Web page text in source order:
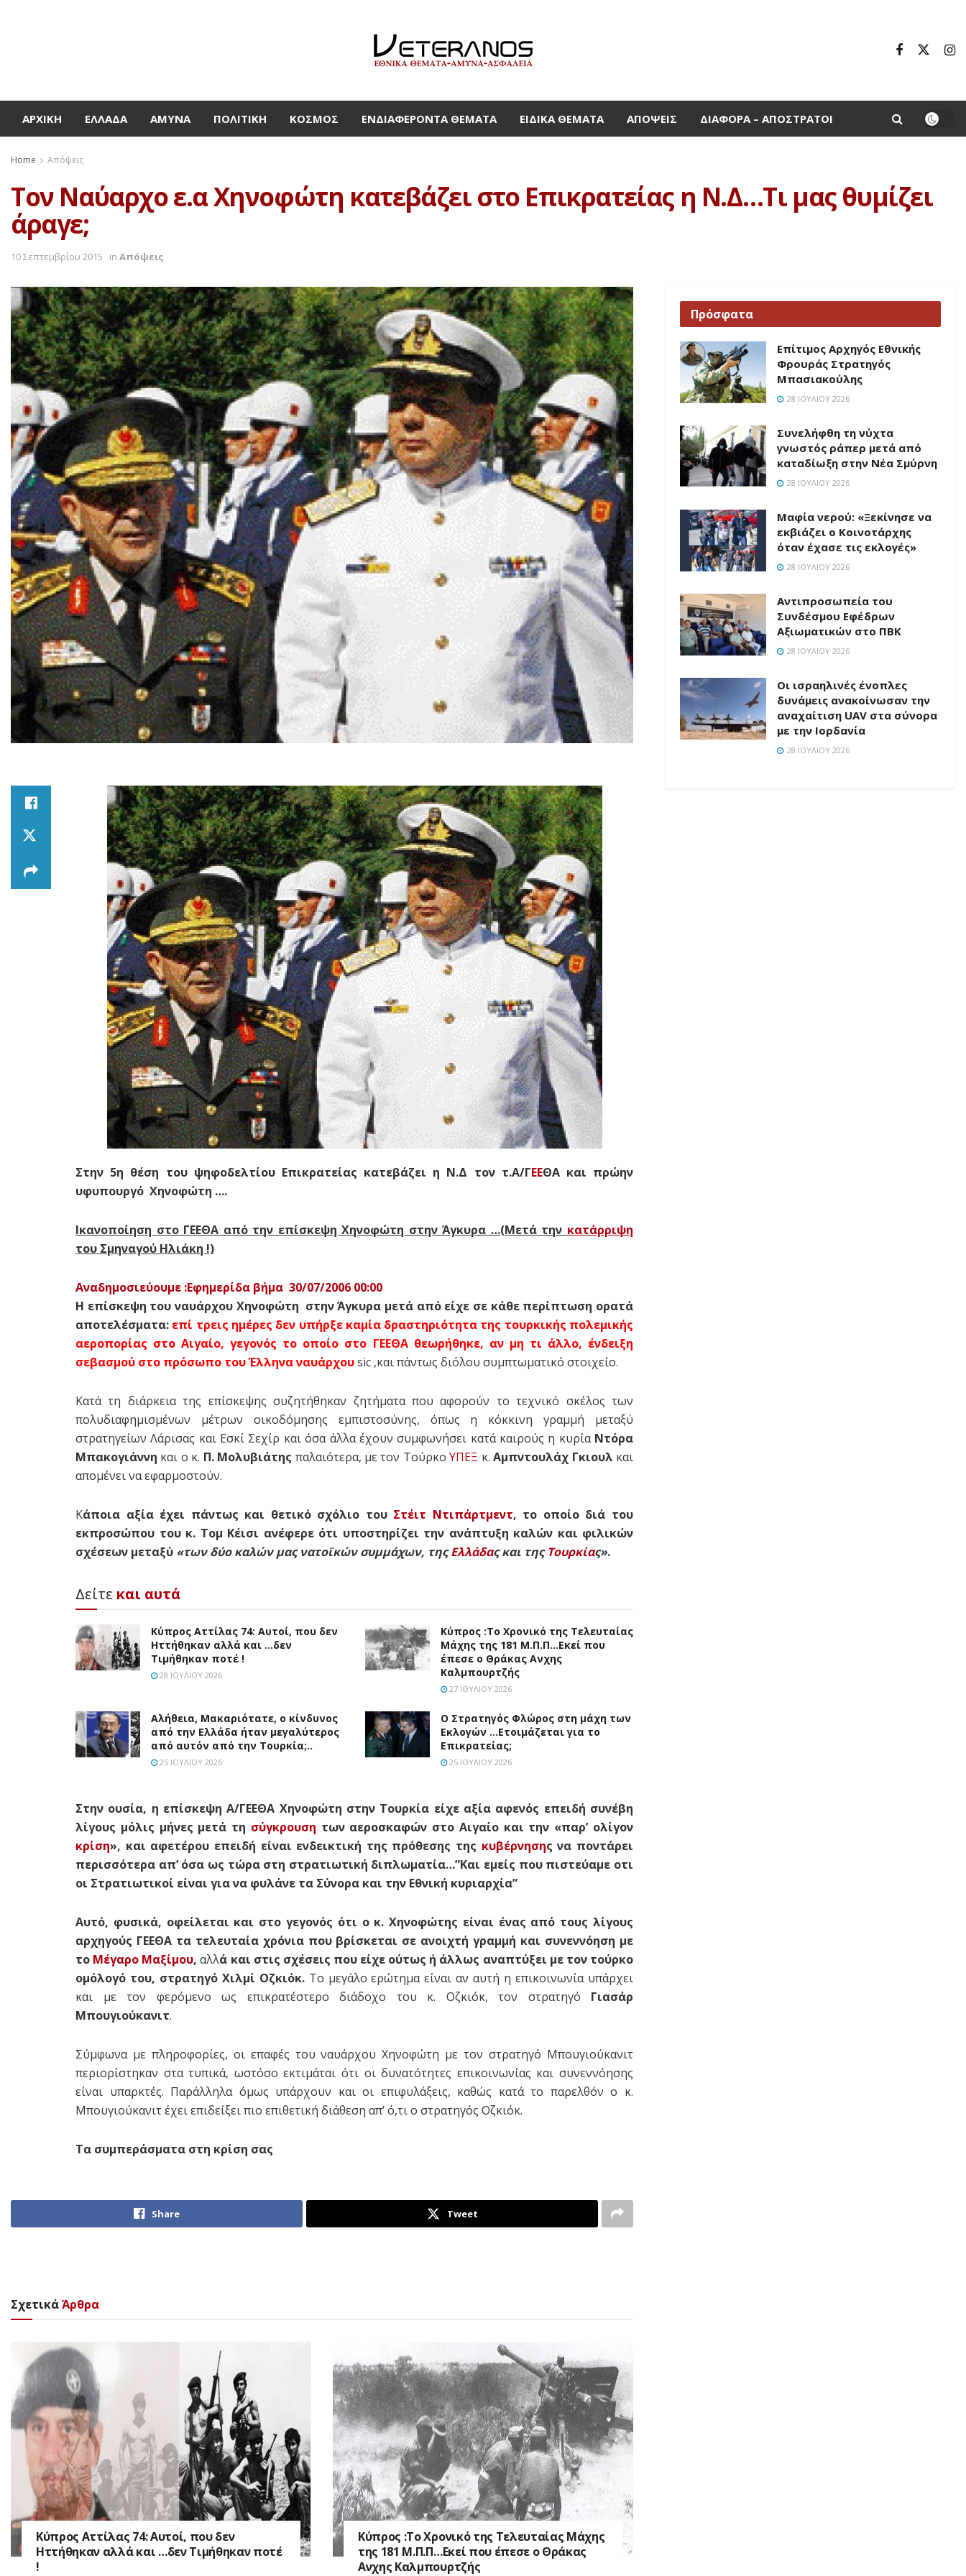
ΑΡΧΙΚΉ ΕΛΛΆΔΑ ΆΜΥΝΑ ΠΟΛΙΤΙΚΉ ΚΌΣΜΟΣ ΕΝΔΙΑΦΈΡΟΝΤΑ ΘΈΜΑΤΑ ΕΙΔΙΚΆ ΘΈΜΑΤΑ ΑΠΌΨΕΙΣ ΔΙΆΦΟΡΑ – ΑΠΌΣΤΡΑΤΟΙ
Home Απόψεις
Τον Ναύαρχο ε.α Χηνοφώτη κατεβάζει στο Επικρατείας η Ν.Δ…Τι μας θυμίζει
άραγε;
10 Σεπτεμβρίου 2015 in Απόψεις
Στην 5η θέση του ψηφοδελτίου Επικρατείας κατεβάζει η Ν.Δ τον τ.Α/ΓΕΕΘΑ και πρώην
υφυπουργό Χηνοφώτη ….
Ικανοποίηση στο ΓΕΕΘΑ από την επίσκεψη Χηνοφώτη στην Άγκυρα …(Μετά την κατάρριψη
του Σμηναγού Ηλιάκη !)
Αναδημοσιεύουμε :Eφημερίδα βήμα 30/07/2006 00:00
H επίσκεψη του ναυάρχου Χηνοφώτη στην Άγκυρα μετά από είχε σε κάθε περίπτωση ορατά
αποτελέσματα: επί τρεις ημέρες δεν υπήρξε καμία δραστηριότητα της τουρκικής πολεμικής
αεροπορίας στο Αιγαίο, γεγονός το οποίο στο ΓΕΕΘΑ θεωρήθηκε, αν μη τι άλλο, ένδειξη
σεβασμού στο πρόσωπο του Έλληνα ναυάρχουsic ,και πάντως διόλου συμπτωματικό στοιχείο.
Κατά τη διάρκεια της επίσκεψης συζητήθηκαν ζητήματα που αφορούν το τεχνικό σκέλος των
πολυδιαφημισμένων μέτρων οικοδόμησης εμπιστοσύνης, όπως η κόκκινη γραμμή μεταξύ
στρατηγείων Λάρισας και Εσκί Σεχίρ και όσα άλλα έχουν συμφωνήσει κατά καιρούς η κυρία Ντόρα
Μπακογιάννη και ο κ. Π. Μολυβιάτης παλαιότερα, με τον ΤούρκοΥΠΕΞ κ.Αμπντουλάχ Γκιουλ και
απομένει να εφαρμοστούν.
Κάποια αξία έχει πάντως και θετικό σχόλιο του Στέιτ Ντιπάρτμεντ, το οποίο διά του
εκπροσώπου του κ. Τομ Κέισι ανέφερε ότι υποστηρίζει την ανάπτυξη καλών και φιλικών
σχέσεων μεταξύ «των δύο καλών μας νατοϊκών συμμάχων, τηςΕλλάδας και τηςΤουρκίας».
Δείτε και αυτά
Κύπρος Αττίλας 74: Αυτοί, που δεν
Ηττήθηκαν αλλά και …δεν
Τιμήθηκαν ποτέ !
28 ΙΟΥΛΊΟΥ 2026
Κύπρος :Το Χρονικό της Τελευταίας
Μάχης της 181 Μ.Π.Π…Εκεί που
έπεσε ο Θράκας Ανχης
Καλμπουρτζής
27 ΙΟΥΛΊΟΥ 2026
Αλήθεια, Μακαριότατε, ο κίνδυνος
από την Ελλάδα ήταν μεγαλύτερος
από αυτόν από την Τουρκία;..
25 ΙΟΥΛΊΟΥ 2026
Ο Στρατηγός Φλώρος στη μάχη των
Εκλογών …Ετοιμάζεται για το
Επικρατείας;
25 ΙΟΥΛΊΟΥ 2026
Στην ουσία, η επίσκεψη Α/ΓΕΕΘΑ Χηνοφώτη στην Τουρκία είχε αξία αφενός επειδή συνέβη
λίγους μόλις μήνες μετά τη σύγκρουση των αεροσκαφών στο Αιγαίο και την «παρ’ ολίγον
κρίση», και αφετέρου επειδή είναι ενδεικτική της πρόθεσης της κυβέρνησης να ποντάρει
περισσότερα απ’ όσα ως τώρα στη στρατιωτική διπλωματία…”Και εμείς που πιστεύαμε οτι
οι Στρατιωτικοί είναι για να φυλάνε τα Σύνορα και την Εθνική κυριαρχία”
Αυτό, φυσικά, οφείλεται και στο γεγονός ότι ο κ. Χηνοφώτης είναι ένας από τους λίγους
αρχηγούς ΓΕΕΘΑ τα τελευταία χρόνια που βρίσκεται σε ανοιχτή γραμμή και συνεννόηση με
το Μέγαρο Μαξίμου, αλλά και στις σχέσεις που είχε ούτως ή άλλως αναπτύξει με τον τούρκο
ομόλογό του, στρατηγό Χιλμί Οζκιόκ.Το μεγάλο ερώτημα είναι αν αυτή η επικοινωνία υπάρχει
και με τον φερόμενο ως επικρατέστερο διάδοχο του κ. Οζκιόκ, τον στρατηγό Γιασάρ
Μπουγιούκανιτ.
Σύμφωνα με πληροφορίες, οι επαφές του ναυάρχου Χηνοφώτη με τον στρατηγό Μπουγιούκανιτ
περιορίστηκαν στα τυπικά, ωστόσο εκτιμάται ότι οι δυνατότητες επικοινωνίας και συνεννόησης
είναι υπαρκτές. Παράλληλα όμως υπάρχουν και οι επιφυλάξεις, καθώς κατά το παρελθόν ο κ.
Μπουγιούκανιτ έχει επιδείξει πιο επιθετική διάθεση απ’ ό,τι ο στρατηγός Οζκιόκ.
Τα συμπεράσματα στη κρίση σας
Share Tweet
ΣχετικάΆρθρα
Κύπρος Αττίλας 74: Αυτοί, που δεν
Ηττήθηκαν αλλά και …δεν Τιμήθηκαν ποτέ
!
Κύπρος :Το Χρονικό της Τελευταίας Μάχης
της 181 Μ.Π.Π…Εκεί που έπεσε ο Θράκας
Ανχης Καλμπουρτζής
Πρόσφατα
Επίτιμος Αρχηγός Εθνικής
Φρουράς Στρατηγός
Μπασιακούλης
28 ΙΟΥΛΊΟΥ 2026
Συνελήφθη τη νύχτα
γνωστός ράπερ μετά από
καταδίωξη στην Νέα Σμύρνη
28 ΙΟΥΛΊΟΥ 2026
Μαφία νερού: «Ξεκίνησε να
εκβιάζει ο Κοινοτάρχης
όταν έχασε τις εκλογές»
28 ΙΟΥΛΊΟΥ 2026
Aντιπροσωπεία του
Συνδέσμου Εφέδρων
Αξιωματικών στο ΠΒΚ
28 ΙΟΥΛΊΟΥ 2026
Οι ισραηλινές ένοπλες
δυνάμεις ανακοίνωσαν την
αναχαίτιση UAV στα σύνορα
με την Ιορδανία
28 ΙΟΥΛΊΟΥ 2026